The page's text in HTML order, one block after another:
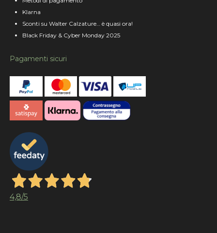
Klarna
Sconti su Walter Calzature… è quasi ora!
Black Friday & Cyber Monday 2025
Pagamenti sicuri
4,8/5